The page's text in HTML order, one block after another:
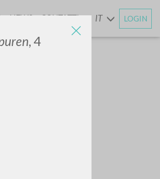
, 4
ENEWS CONTATTI IT LOGIN